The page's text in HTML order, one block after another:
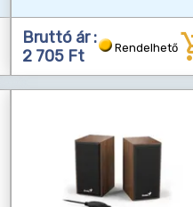
Bruttó ár :
2 705 Ft
Rendelhető